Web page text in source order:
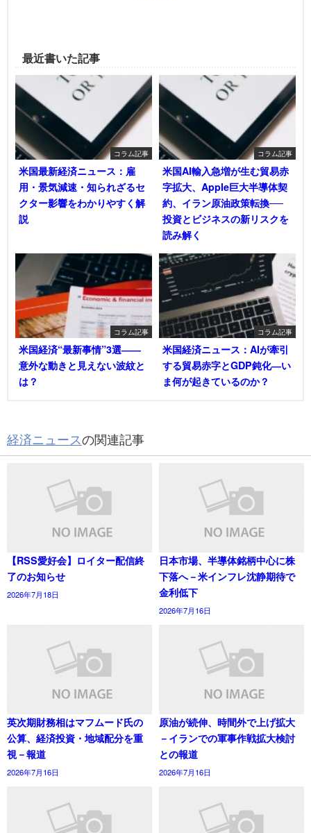
最近書いた記事
コラム記事
米国最新経済ニュース：雇
用・景気減速・知られざるセ
クター影響をわかりやすく解
説
コラム記事
米国AI輸入急増が生む貿易赤
字拡大、Apple巨大半導体契
約、イラン原油政策転換──
投資とビジネスの新リスクを
読み解く
コラム記事
米国経済“最新事情”3選――
意外な動きと見えない波紋と
は？
コラム記事
米国経済ニュース：AIが牽引
する貿易赤字とGDP鈍化―い
ま何が起きているのか？
経済ニュースの関連記事
【RSS愛好会】ロイター配信終
了のお知らせ
2026年7月18日
日本市場、半導体銘柄中心に株
下落へ－米インフレ沈静期待で
金利低下
2026年7月16日
英次期財務相はマフムード氏の
公算、経済投資・地域配分を重
視－報道
2026年7月16日
原油が続伸、時間外で上げ拡大
－イランでの軍事作戦拡大検討
との報道
2026年7月16日